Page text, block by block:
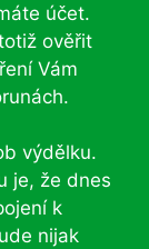
účet.
ověřit
Vám
výdělku.
je, že dnes
k
nijak